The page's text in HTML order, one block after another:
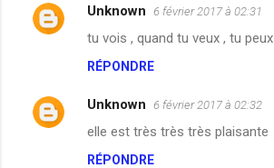
s
Unknown 6 février 2017 à 02:31
tu vois , quand tu veux , tu peux
RÉPONDRE
Unknown 6 février 2017 à 02:32
elle est très très très plaisante
RÉPONDRE